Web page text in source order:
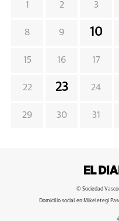
1 2 3
8 9 10
15 16 17
22 23 24
29 30 31
© Sociedad
Domicilio social en Mikeletegi